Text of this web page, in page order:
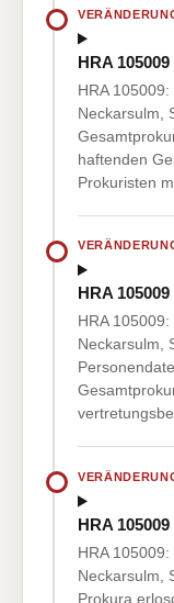
HRA 105009
HRA 105009:
Neckarsulm,
haftenden
Prokuristen
HRA 105009
HRA 105009:
Neckarsulm,
HRA 105009
HRA 105009:
Neckarsulm,
Prokura